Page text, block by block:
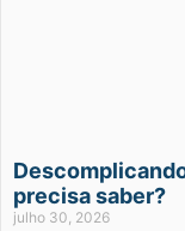
precisa saber?
julho 30, 2026